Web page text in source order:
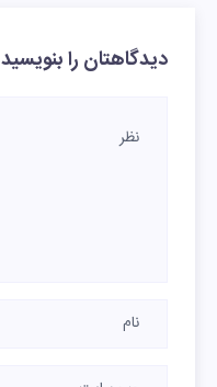
دیدگاهتان را بنویسید